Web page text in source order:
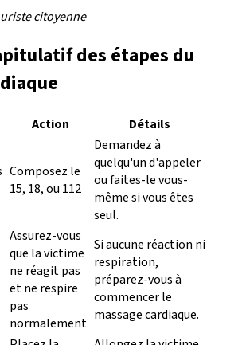
citoyenne
des étapes du
Action Détails
Composez le
15, 18, ou 112
Demandez à
quelqu'un d'appeler
ou faites-le vous-
même si vous êtes
seul.
Assurez-vous
que la victime
ne réagit pas
et ne respire
pas
normalement
Si aucune réaction ni
respiration,
préparez-vous à
commencer le
massage cardiaque.